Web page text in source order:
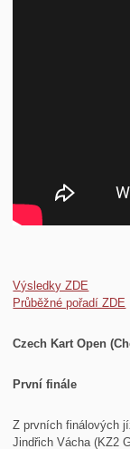
Výsledky ZDE
Průběžné pořadí ZDE
Czech Kart Open
První finále
Z prvních finálových
Jindřich Vácha (KZ2